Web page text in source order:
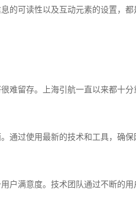
可读性以及互动元素的设置，都
难留存。上海引航一直以来都十
通过使用最新的技术和工具，确
户满意度。技术团队通过不断的